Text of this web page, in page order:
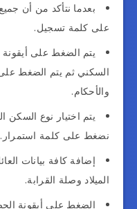
بعدما نتأكد من أن
على كلمة تسجيل.
يتم الضغط على أيقونة
السكني ثم يتم الضغط
والأحكام.
يتم اختيار نوع السكن
نضغط على كلمة استمرار.
إضافة كافة بيانات
الميلاد وصلة القرابة.
الضغط على أيقونة